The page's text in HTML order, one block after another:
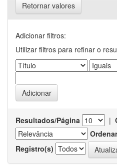
Retornar valores
Adicionar filtros:
Utilizar filtros para refinar o
Resultados/Página |
Ordenar
Registro(s)